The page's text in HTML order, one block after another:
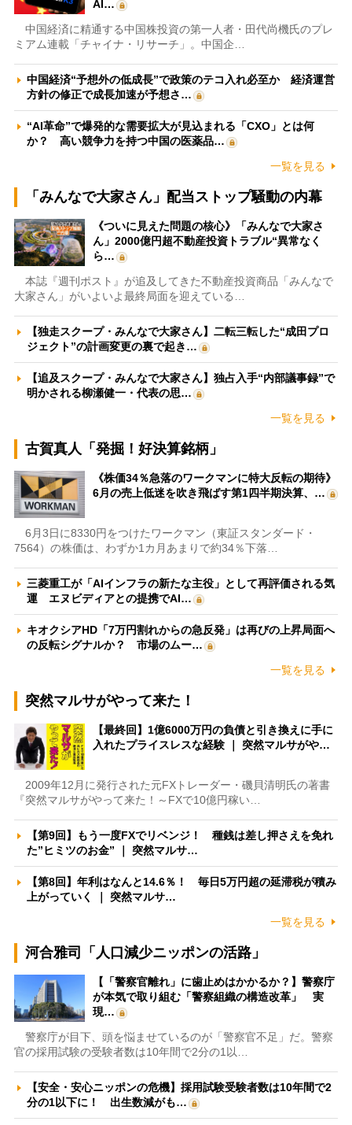
AI…
中国経済に精通する中国株投資の第一人者・田代尚機氏のプレ
ミアム連載「チャイナ・リサーチ」。中国企…
中国経済“予想外の低成長”で政策のテコ入れ必至か 経済運営
方針の修正で成長加速が予想さ…
“AI革命”で爆発的な需要拡大が見込まれる「CXO」とは何
か？ 高い競争力を持つ中国の医薬品…
一覧を見る
「みんなで大家さん」配当ストップ騒動の内幕
《ついに見えた問題の核心》「みんなで大家さ
ん」2000億円超不動産投資トラブル“異常なく
ら…
本誌『週刊ポスト』が追及してきた不動産投資商品「みんなで
大家さん」がいよいよ最終局面を迎えている…
【独走スクープ・みんなで大家さん】二転三転した“成田プロ
ジェクト”の計画変更の裏で起き…
【追及スクープ・みんなで大家さん】独占入手“内部議事録”で
明かされる柳瀬健一・代表の思…
一覧を見る
古賀真人「発掘！好決算銘柄」
《株価34％急落のワークマンに特大反転の期待》
6月の売上低迷を吹き飛ばす第1四半期決算、…
6月3日に8330円をつけたワークマン（東証スタンダード・
7564）の株価は、わずか1カ月あまりで約34％下落…
三菱重工が「AIインフラの新たな主役」として再評価される気
運 エヌビディアとの提携でAI…
キオクシアHD「7万円割れからの急反発」は再びの上昇局面へ
の反転シグナルか？ 市場のムー…
一覧を見る
突然マルサがやって来た！
【最終回】1億6000万円の負債と引き換えに手に
入れたプライスレスな経験 ｜ 突然マルサがや…
2009年12月に発行された元FXトレーダー・磯貝清明氏の著書
『突然マルサがやって来た！～FXで10億円稼い…
【第9回】もう一度FXでリベンジ！ 種銭は差し押さえを免れ
た”ヒミツのお金” ｜ 突然マルサ…
【第8回】年利はなんと14.6％！ 毎日5万円超の延滞税が積み
上がっていく ｜ 突然マルサ…
一覧を見る
河合雅司「人口減少ニッポンの活路」
【「警察官離れ」に歯止めはかかるか？】警察庁
が本気で取り組む「警察組織の構造改革」 実
現…
警察庁が目下、頭を悩ませているのが「警察官不足」だ。警察
官の採用試験の受験者数は10年間で2分の1以…
【安全・安心ニッポンの危機】採用試験受験者数は10年間で2
分の1以下に！ 出生数減がも…